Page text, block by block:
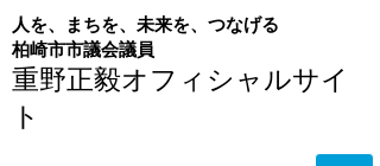
重野正毅オフィシャルサイ
ト
人を、まちを、未来を、つなげる
​柏崎市市議会議員